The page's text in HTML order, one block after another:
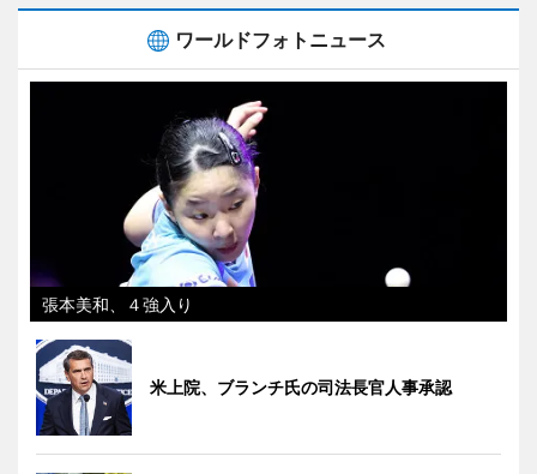
ワールドフォトニュース
張本美和、４強入り
米上院、ブランチ氏の司法長官人事承認